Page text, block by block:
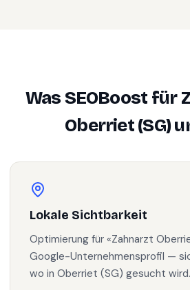
Was SEOBoost für
Oberriet (SG)
Lokale Sichtbarkeit
Optimierung für «Zahnarzt
Google-Unternehmensprofil —
wo in Oberriet (SG) gesucht wird.